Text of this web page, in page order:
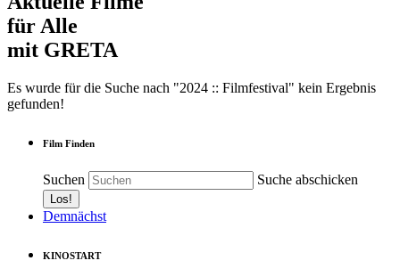
für Alle
mit GRETA
Es wurde für die Suche nach "2024 :: Filmfestival" kein Ergebnis
gefunden!
Film Finden
Suchen Suche abschicken
Demnächst
KINOSTART